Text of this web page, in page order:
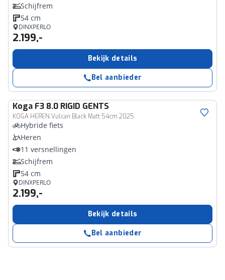
Schijfrem
54 cm
DINXPERLO
2.199,-
Bekijk details
Bel aanbieder
Koga F3 8.0 RIGID GENTS
KOGA HEREN Vulcan Black Matt 54cm 2025
Hybride fiets
Heren
11 versnellingen
Schijfrem
54 cm
DINXPERLO
2.199,-
Bekijk details
Bel aanbieder